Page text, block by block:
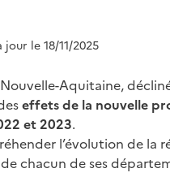
jour le 18/11/2025
Nouvelle-Aquitaine,
effets de la nouvelle
et 2023.
l’évolution de
chacun de ses